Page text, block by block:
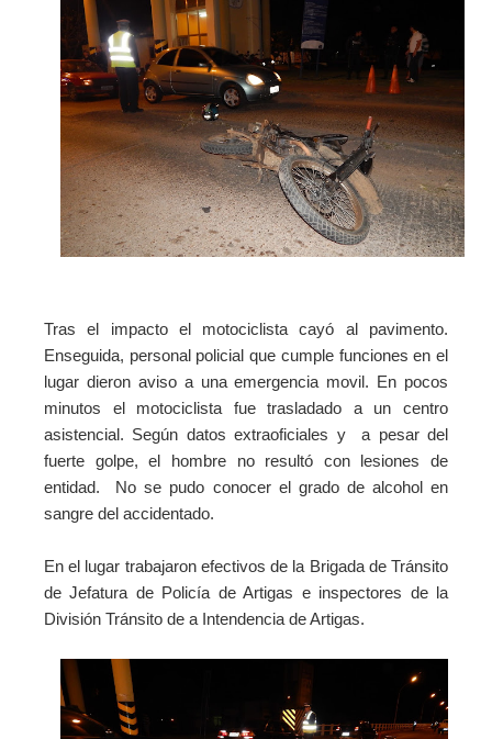
Tras el impacto el motociclista cayó al pavimento.
Enseguida, personal policial que cumple funciones en el
lugar dieron aviso a una emergencia movil. En pocos
minutos el motociclista fue trasladado a un centro
asistencial. Según datos extraoficiales y a pesar del
fuerte golpe, el hombre no resultó con lesiones de
entidad. No se pudo conocer el grado de alcohol en
sangre del accidentado.
En el lugar trabajaron efectivos de la Brigada de Tránsito
de Jefatura de Policía de Artigas e inspectores de la
División Tránsito de a Intendencia de Artigas.